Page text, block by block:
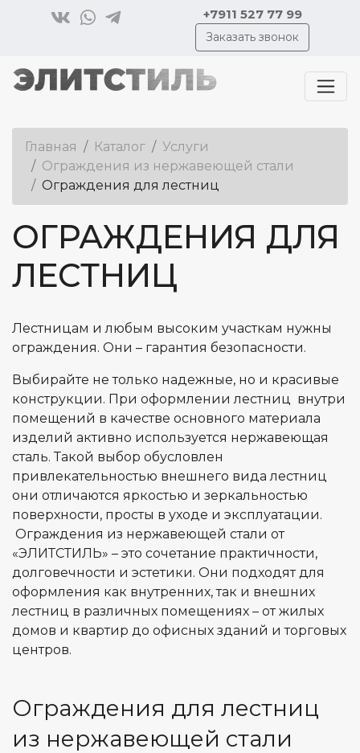
+7911 527 77 99
Заказать звонок
Главная Каталог
Услуги
Ограждения из нержавеющей стали
Ограждения для лестниц
ОГРАЖДЕНИЯ ДЛЯ
ЛЕСТНИЦ
Лестницам и любым высоким участкам нужны
ограждения. Они – гарантия безопасности.
Выбирайте не только надежные, но и красивые
конструкции. При оформлении лестниц внутри
помещений в качестве основного материала
изделий активно используется нержавеющая
сталь. Такой выбор обусловлен
привлекательностью внешнего вида лестниц
они отличаются яркостью и зеркальностью
поверхности, просты в уходе и эксплуатации.
Ограждения из нержавеющей стали от
«ЭЛИТСТИЛЬ» – это сочетание практичности,
долговечности и эстетики. Они подходят для
оформления как внутренних, так и внешних
лестниц в различных помещениях – от жилых
домов и квартир до офисных зданий и торговых
центров.
Ограждения для лестниц
из нержавеющей стали